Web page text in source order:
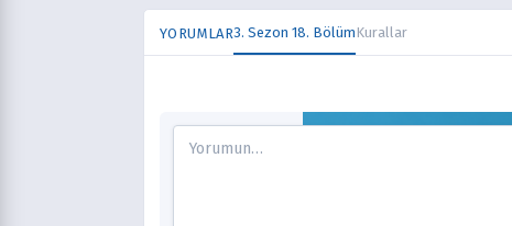
YORUMLAR3. Sezon 18. BölümKurallar